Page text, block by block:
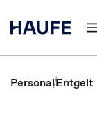
PersonalEntgelt